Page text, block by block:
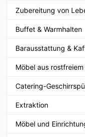
Zubereitung von
Buffet & Warmhalten
Barausstattung &
Möbel aus
Catering-
Extraktion
Möbel und